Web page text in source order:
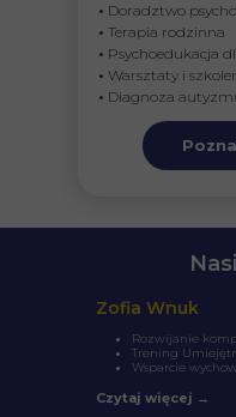
• Doradztwo
• Terapia rodzinna
• Psychoedukacja
• Warsztaty i
• Diagnoza
Zofia Wnuk
Rozwijanie
Trening
Wsparcie
Czytaj więcej →